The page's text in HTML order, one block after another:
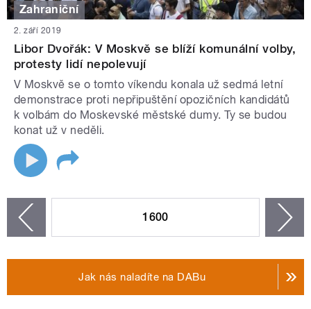
Zahraniční
2. září 2019
Libor Dvořák: V Moskvě se blíží komunální volby,
protesty lidí nepolevují
V Moskvě se o tomto víkendu konala už sedmá letní
demonstrace proti nepřipuštění opozičních kandidátů
k volbám do Moskevské městské dumy. Ty se budou
konat už v neděli.
1600
Jak nás naladíte na DABu